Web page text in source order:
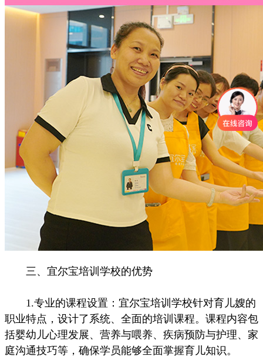
三、宜尔宝培训学校的优势
1.专业的课程设置：宜尔宝培训学校针对育儿嫂的
职业特点，设计了系统、全面的培训课程。课程内容包
括婴幼儿心理发展、营养与喂养、疾病预防与护理、家
庭沟通技巧等，确保学员能够全面掌握育儿知识。